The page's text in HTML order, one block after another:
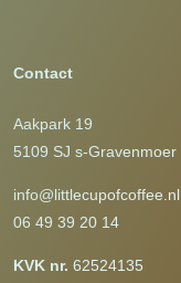
Contact
Aakpark 19
5109 SJ s-Gravenmoer
info@littlecupofcoffee.nl
06 49 39 20 14
KVK nr. 62524135